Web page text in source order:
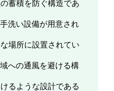
蓄積を防ぐ構造であ
洗い設備が用意され
場所に設置されてい
への通風を避ける構
るような設計である